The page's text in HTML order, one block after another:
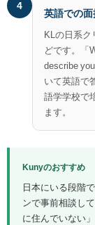
4
英語での面
KLの日系ク
どです。「
describe
いて英語で
語学学校で
ます。
Kunyのおすすめ
日本にいる段階
ンで事前相談し
に住んでいない